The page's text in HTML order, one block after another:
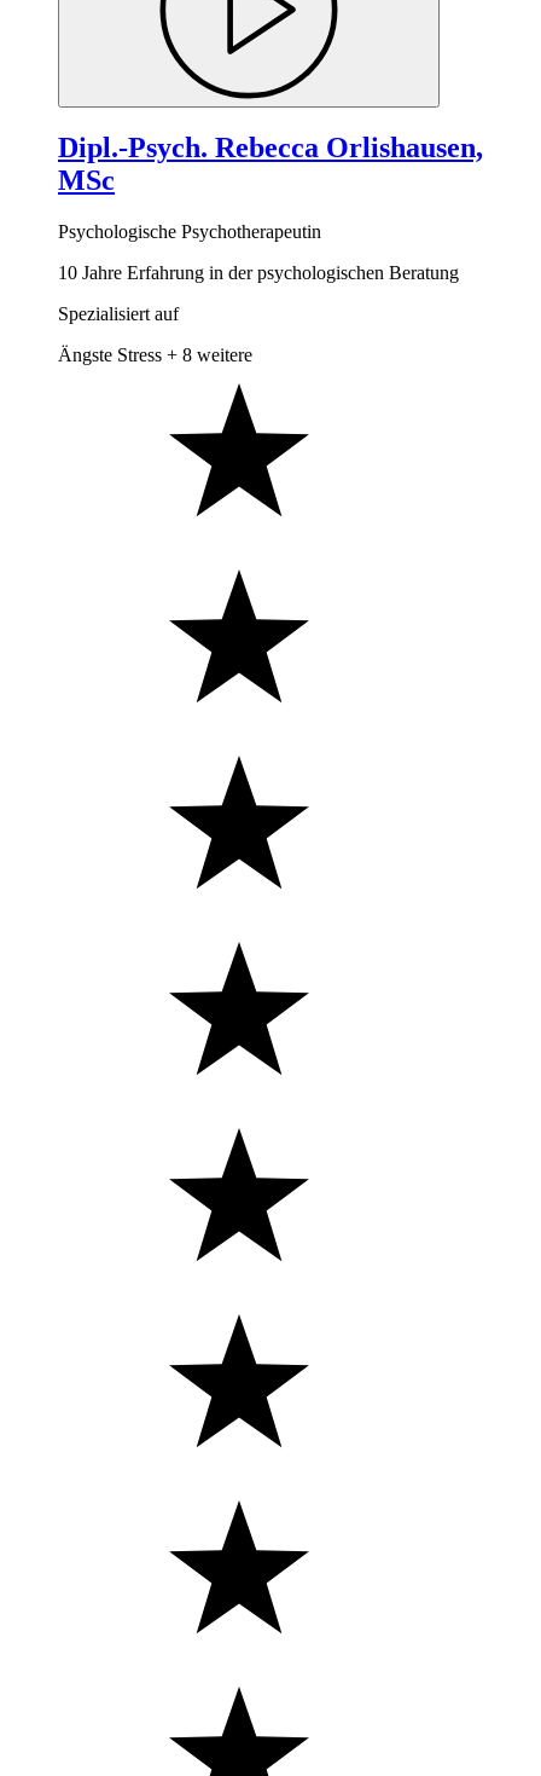
Dipl.-Psych. Rebecca Orlishausen,
MSc
Psychologische Psychotherapeutin
10 Jahre Erfahrung in der psychologischen Beratung
Spezialisiert auf
Ängste Stress + 8 weitere